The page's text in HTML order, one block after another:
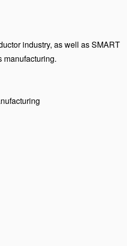
industry, as well as SMART
manufacturing.